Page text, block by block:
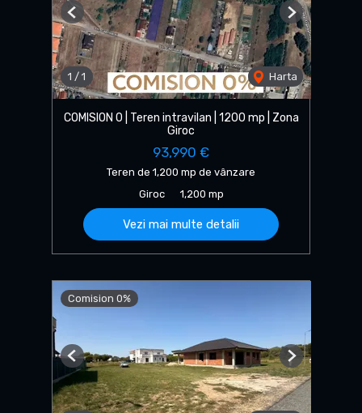
1 / 1 Harta
Previous Next
COMISION 0 | Teren intravilan | 1200 mp | Zona
Giroc
93,990 €
Teren de 1,200 mp de vânzare
Giroc
1,200 mp
Vezi mai multe detalii
Comision 0%
Previous Next